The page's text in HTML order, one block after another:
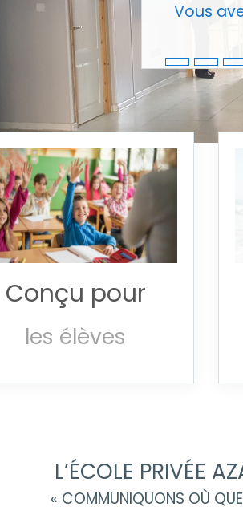
Vous
Conçu pour
les élèves
L’ÉCOLE PRIVÉE
« COMMUNIQUONS OÙ